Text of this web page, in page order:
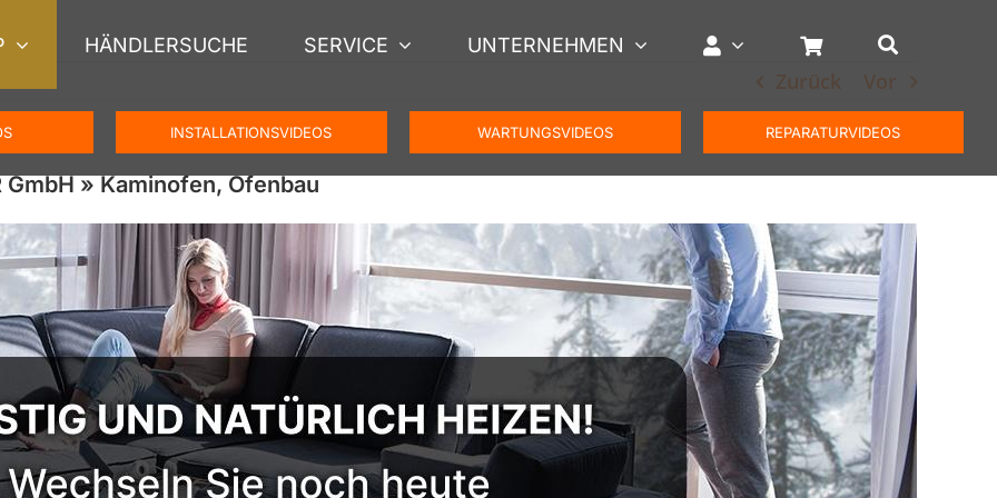
HÄNDLERSUCHE SERVICE UNTERNEHMEN
INSTALLATIONSVIDEOS WARTUNGSVIDEOS REPARATURVIDEOS
Zurück Vor
GmbH » Kaminofen, Ofenbau